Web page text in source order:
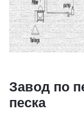
Завод по
песка